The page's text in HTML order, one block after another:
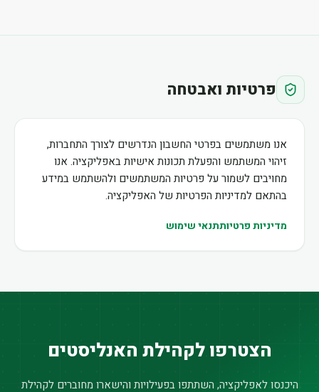
פרטיות ואבטחה
אנו משתמשים בפרטי החשבון הנדרשים לצורך התחברות,
זיהוי המשתמש והפעלת תכונות אישיות באפליקציה. אנו
מחויבים לשמור על פרטיות המשתמשים ולהשתמש במידע
בהתאם למדיניות הפרטיות של האפליקציה.
מדיניות פרטיותתנאי שימוש
הצטרפו לקהילת האנליסטים
היכנסו לאפליקציה, השתתפו בפעילויות והישארו מחוברים לקהילת